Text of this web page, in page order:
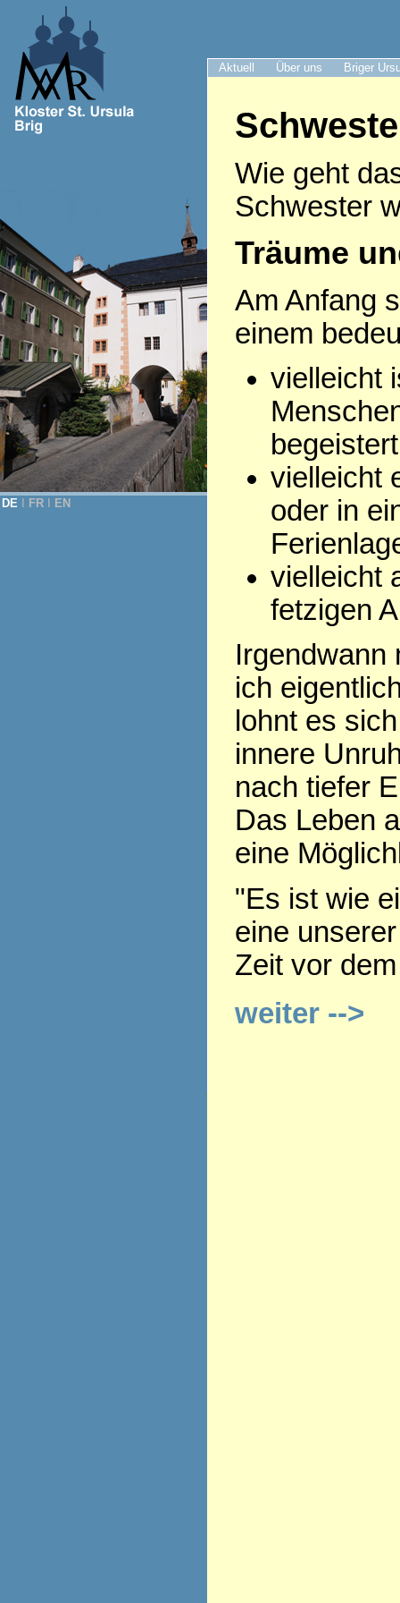
Aktuell Über uns Briger
DE FR EN
Wie geht
Schwester
Träume
Am Anfang
einem
vielleicht
vielleicht
oder in
vielleicht
fetzigen
Irgendwann
ich
lohnt es
innere
nach tiefer
Das Leben
eine
"Es ist wie
eine
Zeit vor
weiter -->